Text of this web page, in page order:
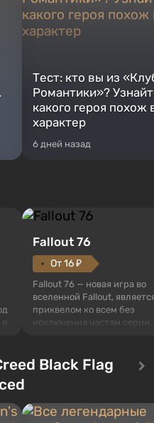
Тест: кто вы из
Романтики»?
какого героя похож
характер
6 дней назад
Fallout 76
От 16 ₽
Fallout 76 — новая игра во
вселенной Fallout,
приквелом ко всем без
исключения частям серии.
Оно же, по задумке
Vault-Tec, должно
Место действия Fallout...
Black Flag